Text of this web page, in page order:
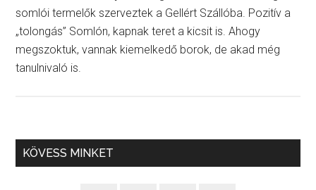
somlói termelők szerveztek a Gellért Szállóba. Pozitív a
„tolongás” Somlón, kapnak teret a kicsit is. Ahogy
megszoktuk, vannak kiemelkedő borok, de akad még
tanulnivaló is.
KÖVESS MINKET